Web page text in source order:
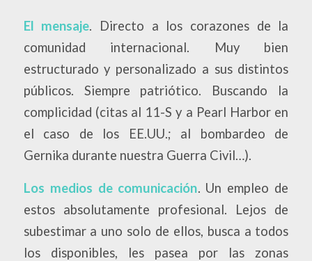
El mensaje. Directo a los corazones de la
comunidad internacional. Muy bien
estructurado y personalizado a sus distintos
públicos. Siempre patriótico. Buscando la
complicidad (citas al 11-S y a Pearl Harbor en
el caso de los EE.UU.; al bombardeo de
Gernika durante nuestra Guerra Civil…).
Los medios de comunicación. Un empleo de
estos absolutamente profesional. Lejos de
subestimar a uno solo de ellos, busca a todos
los disponibles, les pasea por las zonas